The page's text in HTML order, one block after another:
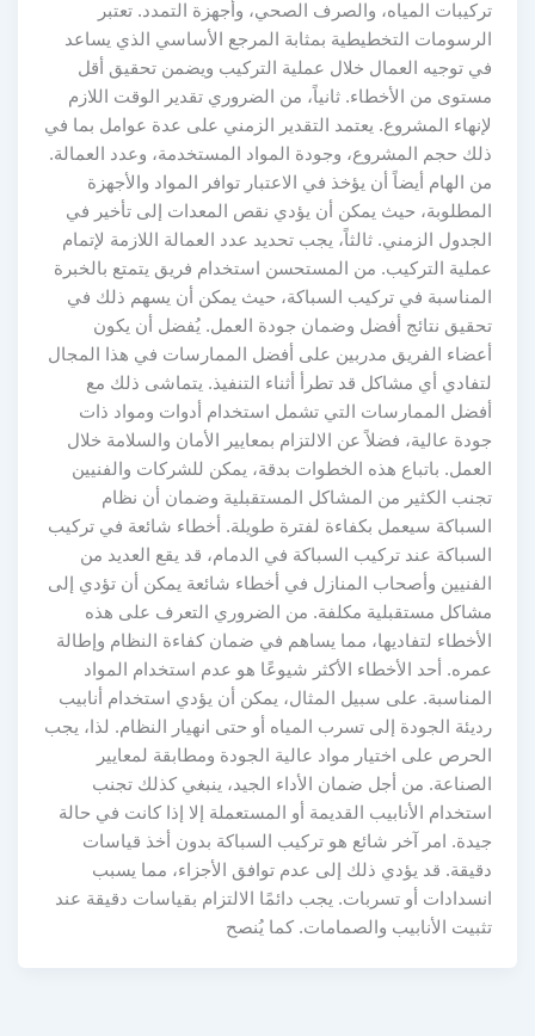
تركيبات المياه، والصرف الصحي، وأجهزة التمدد. تعتبر
الرسومات التخطيطية بمثابة المرجع الأساسي الذي يساعد
في توجيه العمال خلال عملية التركيب ويضمن تحقيق أقل
مستوى من الأخطاء. ثانياً، من الضروري تقدير الوقت اللازم
لإنهاء المشروع. يعتمد التقدير الزمني على عدة عوامل بما في
ذلك حجم المشروع، وجودة المواد المستخدمة، وعدد العمالة.
من الهام أيضاً أن يؤخذ في الاعتبار توافر المواد والأجهزة
المطلوبة، حيث يمكن أن يؤدي نقص المعدات إلى تأخير في
الجدول الزمني. ثالثاً، يجب تحديد عدد العمالة اللازمة لإتمام
عملية التركيب. من المستحسن استخدام فريق يتمتع بالخبرة
المناسبة في تركيب السباكة، حيث يمكن أن يسهم ذلك في
تحقيق نتائج أفضل وضمان جودة العمل. يُفضل أن يكون
أعضاء الفريق مدربين على أفضل الممارسات في هذا المجال
لتفادي أي مشاكل قد تطرأ أثناء التنفيذ. يتماشى ذلك مع
أفضل الممارسات التي تشمل استخدام أدوات ومواد ذات
جودة عالية، فضلاً عن الالتزام بمعايير الأمان والسلامة خلال
العمل. باتباع هذه الخطوات بدقة، يمكن للشركات والفنيين
تجنب الكثير من المشاكل المستقبلية وضمان أن نظام
السباكة سيعمل بكفاءة لفترة طويلة. أخطاء شائعة في تركيب
السباكة عند تركيب السباكة في الدمام، قد يقع العديد من
الفنيين وأصحاب المنازل في أخطاء شائعة يمكن أن تؤدي إلى
مشاكل مستقبلية مكلفة. من الضروري التعرف على هذه
الأخطاء لتفاديها، مما يساهم في ضمان كفاءة النظام وإطالة
عمره. أحد الأخطاء الأكثر شيوعًا هو عدم استخدام المواد
المناسبة. على سبيل المثال، يمكن أن يؤدي استخدام أنابيب
رديئة الجودة إلى تسرب المياه أو حتى انهيار النظام. لذا، يجب
الحرص على اختيار مواد عالية الجودة ومطابقة لمعايير
الصناعة. من أجل ضمان الأداء الجيد، ينبغي كذلك تجنب
استخدام الأنابيب القديمة أو المستعملة إلا إذا كانت في حالة
جيدة. امر آخر شائع هو تركيب السباكة بدون أخذ قياسات
دقيقة. قد يؤدي ذلك إلى عدم توافق الأجزاء، مما يسبب
انسدادات أو تسربات. يجب دائمًا الالتزام بقياسات دقيقة عند
تثبيت الأنابيب والصمامات. كما يُنصح